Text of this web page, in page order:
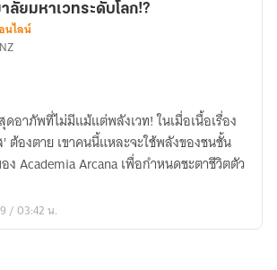
ลัยมหาเวทระดับโลก!?
นไลน์
ดอาภัพที่ไม่มีแม้แต่พลังเวท! ในเมื่อเนื้อเรื่อง
ต้องตาย เขาคนนี้แหละจะใช้พลังของชนชั้น
Academia Arcana เพื่อกำหนดชะตาชีวิตตัว
/ 03:42 น.